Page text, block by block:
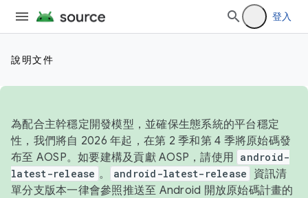
登入
說明文件
為配合主幹穩定開發模型，並確保生態系統的平台穩定
性，我們將自 2026 年起，在第 2 季和第 4 季將原始碼發
布至 AOSP。如要建構及貢獻 AOSP，請使用 android-
latest-release 。 android-latest-release
資訊清
單分支版本一律會參照推送至 Android 開放原始碼計畫的